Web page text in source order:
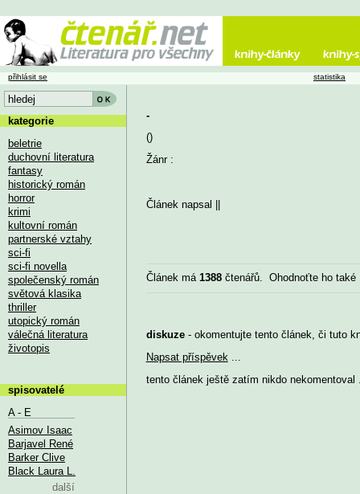
-
()
Žánr :
Článek napsal
Článek má 1388čtenářů. Ohodnoťte ho
diskuze- okomentujte tento článek, či tuto
Napsat příspěvek
tento článek ještě zatím nikdo nekomentoval
přihlásit se statistika
kategorie
beletrie
duchovní literatura
fantasy
historický román
horror
krimi
kultovní román
partnerské vztahy
sci-fi
sci-fi novella
společenský román
světová klasika
thriller
utopický román
válečná literatura
životopis
spisovatelé
A - E
Asimov Isaac
Barjavel René
Barker Clive
Black Laura L.
další